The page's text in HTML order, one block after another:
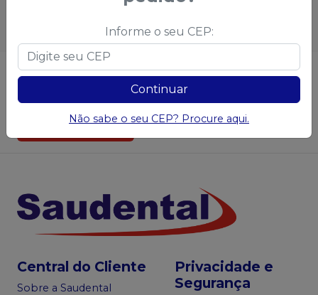
Não achou algum produto? Sugira para a
Sugerir produtos
Central do Cliente
Sobre a Saudental
Privacidade e
Segurança
Informe o seu CEP:
Continuar
Não sabe o seu CEP? Procure aqui.